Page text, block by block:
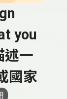
you
述一
國家